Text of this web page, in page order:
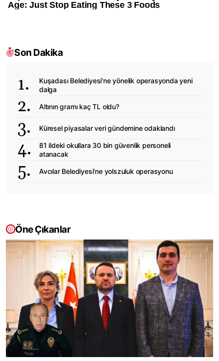
Son Dakika
Kuşadası Belediyesi'ne yönelik operasyonda yeni
dalga
Altının gramı kaç TL oldu?
Küresel piyasalar veri gündemine odaklandı
81 ildeki okullara 30 bin güvenlik personeli
atanacak
Avcılar Belediyesi'ne yolszuluk operasyonu
Öne Çıkanlar